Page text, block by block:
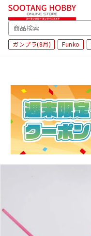
SEARCH
ガンプラ(8月) Funko